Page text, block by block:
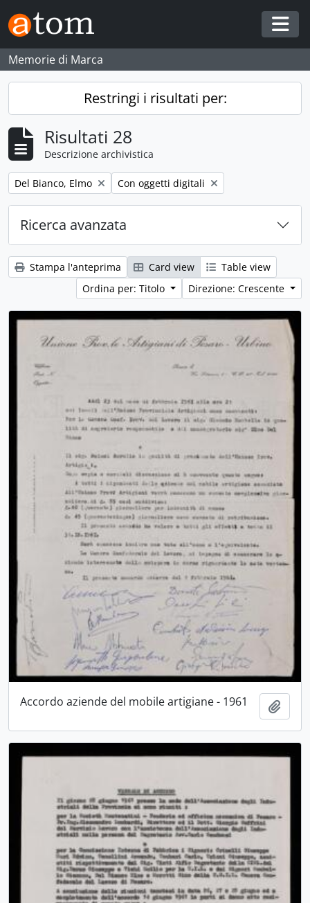
Skip to main content
Memorie di Marca
Restringi i risultati per:
Risultati 28
Descrizione archivistica
Remove filter:
Del Bianco, Elmo Remove filter:
Con oggetti digitali
Ricerca avanzata
Stampa l'anteprima Card view
Table view
Ordina per: Titolo
Direzione: Crescente
Accordo aziende del mobile artigiane - 1961